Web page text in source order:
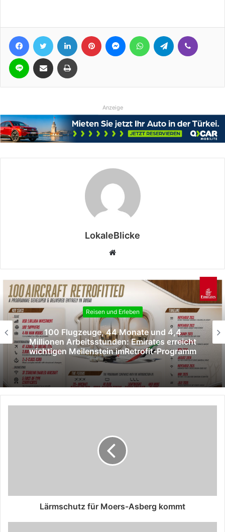
FacebookTwitter LinkedIn Pinterest MessengerWhatsAppTelegram
Line Teile per E-Mail Drucken
Anzeige
LokaleBlicke
Webseite
Reisen und Erleben
100 Flugzeuge, 44 Monate und 4,4
Millionen Arbeitsstunden: Emirates erreicht
wichtigen Meilenstein imRetrofit-Programm
Lärmschutz für Moers-Asberg kommt